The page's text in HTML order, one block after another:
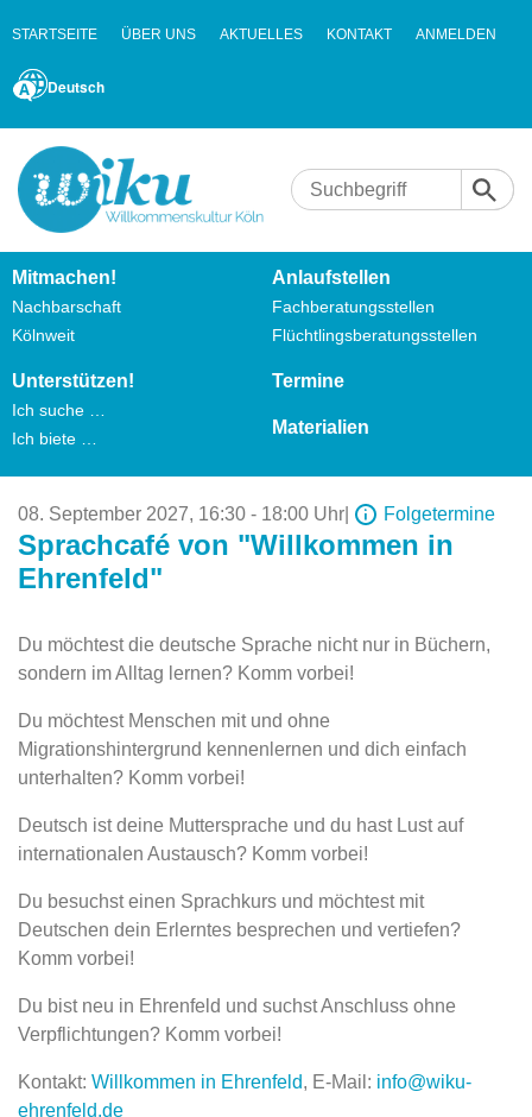
STARTSEITE ÜBER UNS AKTUELLES KONTAKT ANMELDEN
Deutsch
Mitmachen!
Nachbarschaft
Kölnweit
Anlaufstellen
Fachberatungsstellen
Flüchtlingsberatungsstellen
Unterstützen!
Ich suche …
Ich biete …
Termine
Materialien
08. September 2027, 16:30 - 18:00 Uhr Folgetermine
Sprachcafé von "Willkommen in
Ehrenfeld"
Du möchtest die deutsche Sprache nicht nur in Büchern,
sondern im Alltag lernen? Komm vorbei!
Du möchtest Menschen mit und ohne
Migrationshintergrund kennenlernen und dich einfach
unterhalten? Komm vorbei!
Deutsch ist deine Muttersprache und du hast Lust auf
internationalen Austausch? Komm vorbei!
Du besuchst einen Sprachkurs und möchtest mit
Deutschen dein Erlerntes besprechen und vertiefen?
Komm vorbei!
Du bist neu in Ehrenfeld und suchst Anschluss ohne
Verpflichtungen? Komm vorbei!
Kontakt: Willkommen in Ehrenfeld, E-Mail: info@wiku-
ehrenfeld.de